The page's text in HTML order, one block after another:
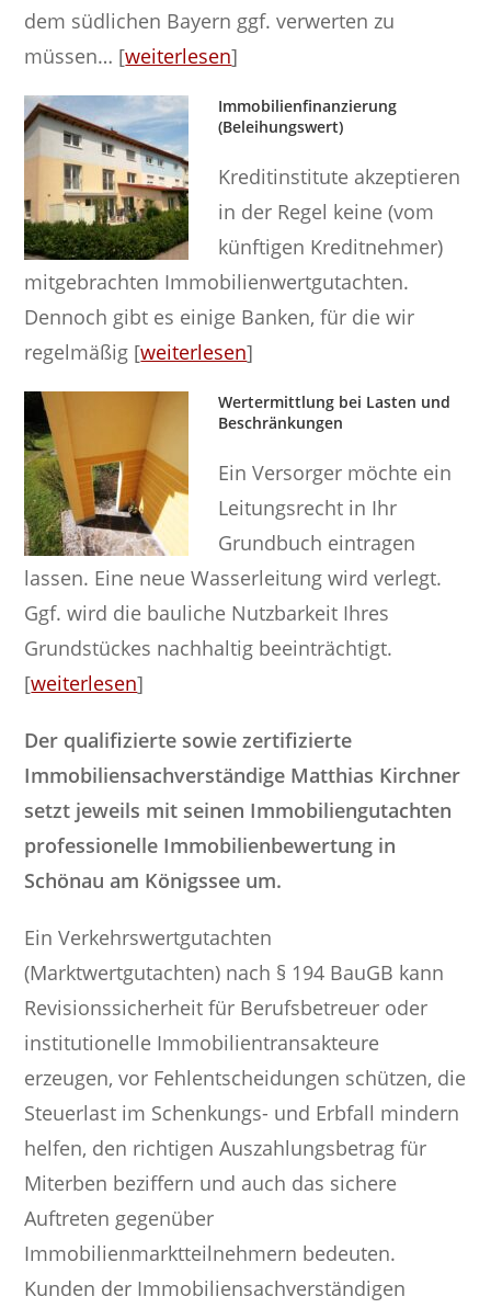
dem südlichen Bayern ggf. verwerten zu
müssen… [weiterlesen]
Immobilienfinanzierung
(Beleihungswert)
Kreditinstitute akzeptieren
in der Regel keine (vom
künftigen Kreditnehmer)
mitgebrachten Immobilienwertgutachten.
Dennoch gibt es einige Banken, für die wir
regelmäßig [weiterlesen]
Wertermittlung bei Lasten und
Beschränkungen
Ein Versorger möchte ein
Leitungsrecht in Ihr
Grundbuch eintragen
lassen. Eine neue Wasserleitung wird verlegt.
Ggf. wird die bauliche Nutzbarkeit Ihres
Grundstückes nachhaltig beeinträchtigt.
[weiterlesen]
Der qualifizierte sowie zertifizierte
Immobiliensachverständige Matthias Kirchner
setzt jeweils mit seinen Immobiliengutachten
professionelle Immobilienbewertung in
Schönau am Königssee um.
Ein Verkehrswertgutachten
(Marktwertgutachten) nach § 194 BauGB kann
Revisionssicherheit für Berufsbetreuer oder
institutionelle Immobilientransakteure
erzeugen, vor Fehlentscheidungen schützen, die
Steuerlast im Schenkungs- und Erbfall mindern
helfen, den richtigen Auszahlungsbetrag für
Miterben beziffern und auch das sichere
Auftreten gegenüber
Immobilienmarktteilnehmern bedeuten.
Kunden der Immobiliensachverständigen